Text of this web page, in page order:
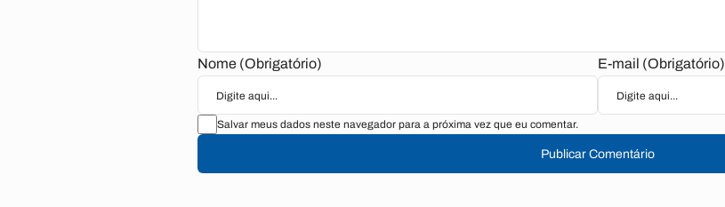
Nome (Obrigatório) E-mail (Obrigatório)
Salvar meus dados neste navegador para a próxima vez que eu comentar.
Publicar Comentário